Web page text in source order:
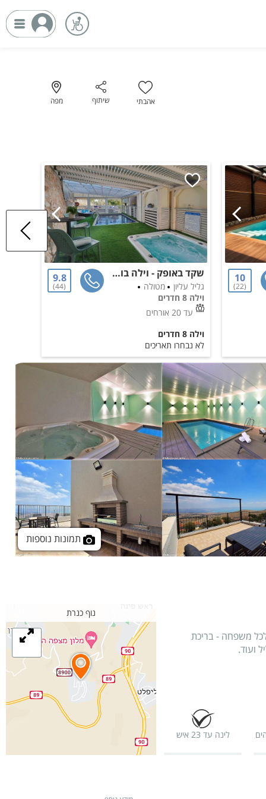
10
22
שקד באופק - וילה בוטיק
גליל עליון
מטולה
וילה 8 חדרים
עד 20 אורחים
9.8
44
וילה 8 חדרים
לא נבחרו תאריכים
תמונות נוספות
אהבתי שיתוף מפה
לכל משפחה - בריכת
ועוד.
לינה עד 23 איש
נוף כנרת